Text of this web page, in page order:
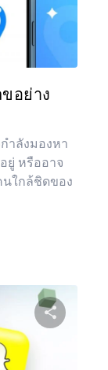
อย่าง
ำลังมองหา
ยู่ หรืออาจ
นใกล้ชิดของ